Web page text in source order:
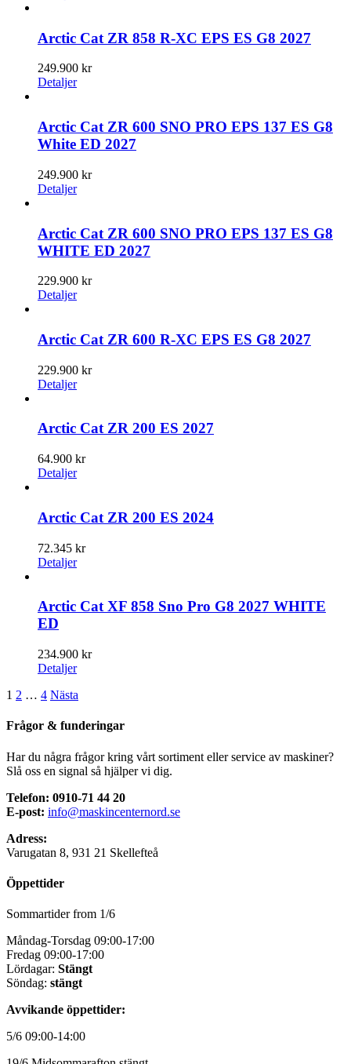
229.900 kr.199.900 kr.
Arctic Cat ZR 858 R-XC EPS ES G8 2027
249.900 kr
Detaljer
Arctic Cat ZR 600 SNO PRO EPS 137 ES G8
White ED 2027
249.900 kr
Detaljer
Arctic Cat ZR 600 SNO PRO EPS 137 ES G8
WHITE ED 2027
229.900 kr
Detaljer
Arctic Cat ZR 600 R-XC EPS ES G8 2027
229.900 kr
Detaljer
Arctic Cat ZR 200 ES 2027
64.900 kr
Detaljer
Arctic Cat ZR 200 ES 2024
72.345 kr
Detaljer
Arctic Cat XF 858 Sno Pro G8 2027 WHITE
ED
234.900 kr
Detaljer
1 2 … 4 Nästa
Frågor & funderingar
Har du några frågor kring vårt sortiment eller service av maskiner?
Slå oss en signal så hjälper vi dig.
Telefon: 0910-71 44 20
E-post: info@maskincenternord.se
Adress:
Varugatan 8, 931 21 Skellefteå
Öppettider
Sommartider from 1/6
Måndag-Torsdag 09:00-17:00
Fredag 09:00-17:00
Lördagar: Stängt
Söndag: stängt
Avvikande öppettider:
5/6 09:00-14:00